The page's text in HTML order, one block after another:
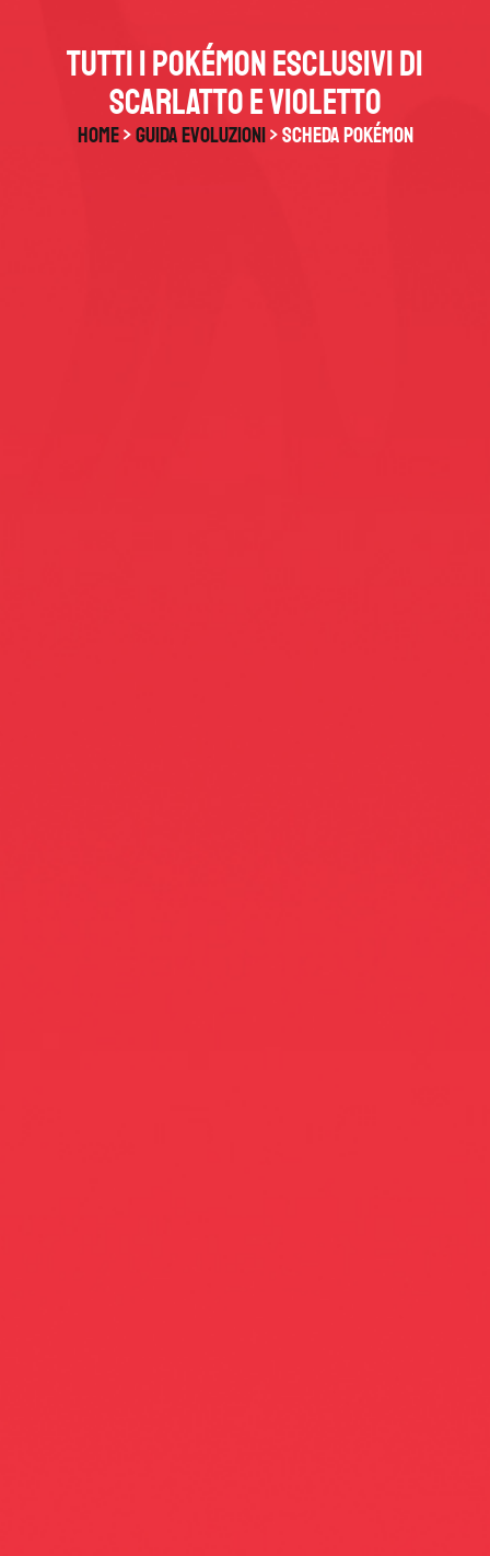
Tutti i Pokémon esclusivi di
Scarlatto e Violetto
HOME>Guida Evoluzioni> Scheda Pokémon